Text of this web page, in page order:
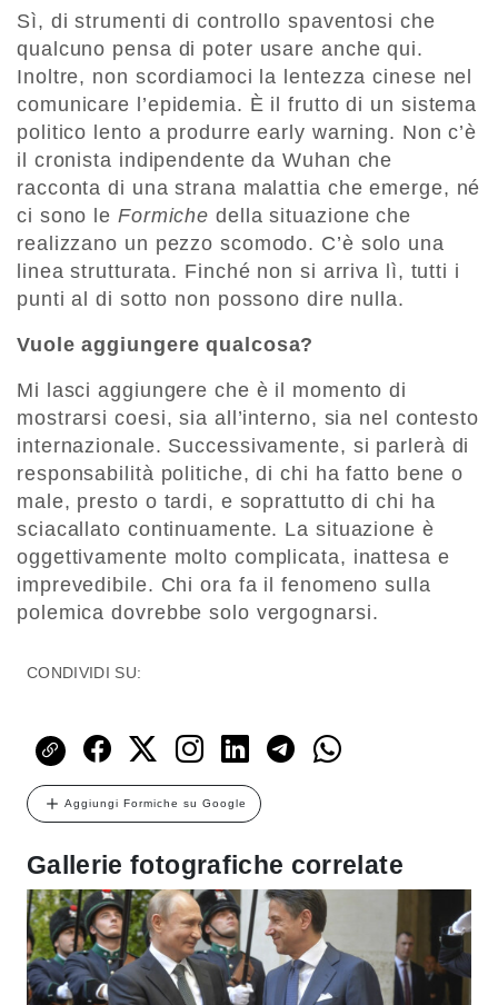
Sì, di strumenti di controllo spaventosi che
qualcuno pensa di poter usare anche qui.
Inoltre, non scordiamoci la lentezza cinese nel
comunicare l’epidemia. È il frutto di un sistema
politico lento a produrre early warning. Non c’è
il cronista indipendente da Wuhan che
racconta di una strana malattia che emerge, né
ci sono le Formiche della situazione che
realizzano un pezzo scomodo. C’è solo una
linea strutturata. Finché non si arriva lì, tutti i
punti al di sotto non possono dire nulla.
Vuole aggiungere qualcosa?
Mi lasci aggiungere che è il momento di
mostrarsi coesi, sia all’interno, sia nel contesto
internazionale. Successivamente, si parlerà di
responsabilità politiche, di chi ha fatto bene o
male, presto o tardi, e soprattutto di chi ha
sciacallato continuamente. La situazione è
oggettivamente molto complicata, inattesa e
imprevedibile. Chi ora fa il fenomeno sulla
polemica dovrebbe solo vergognarsi.
CONDIVIDI SU:
Aggiungi Formiche su Google
Gallerie fotografiche correlate